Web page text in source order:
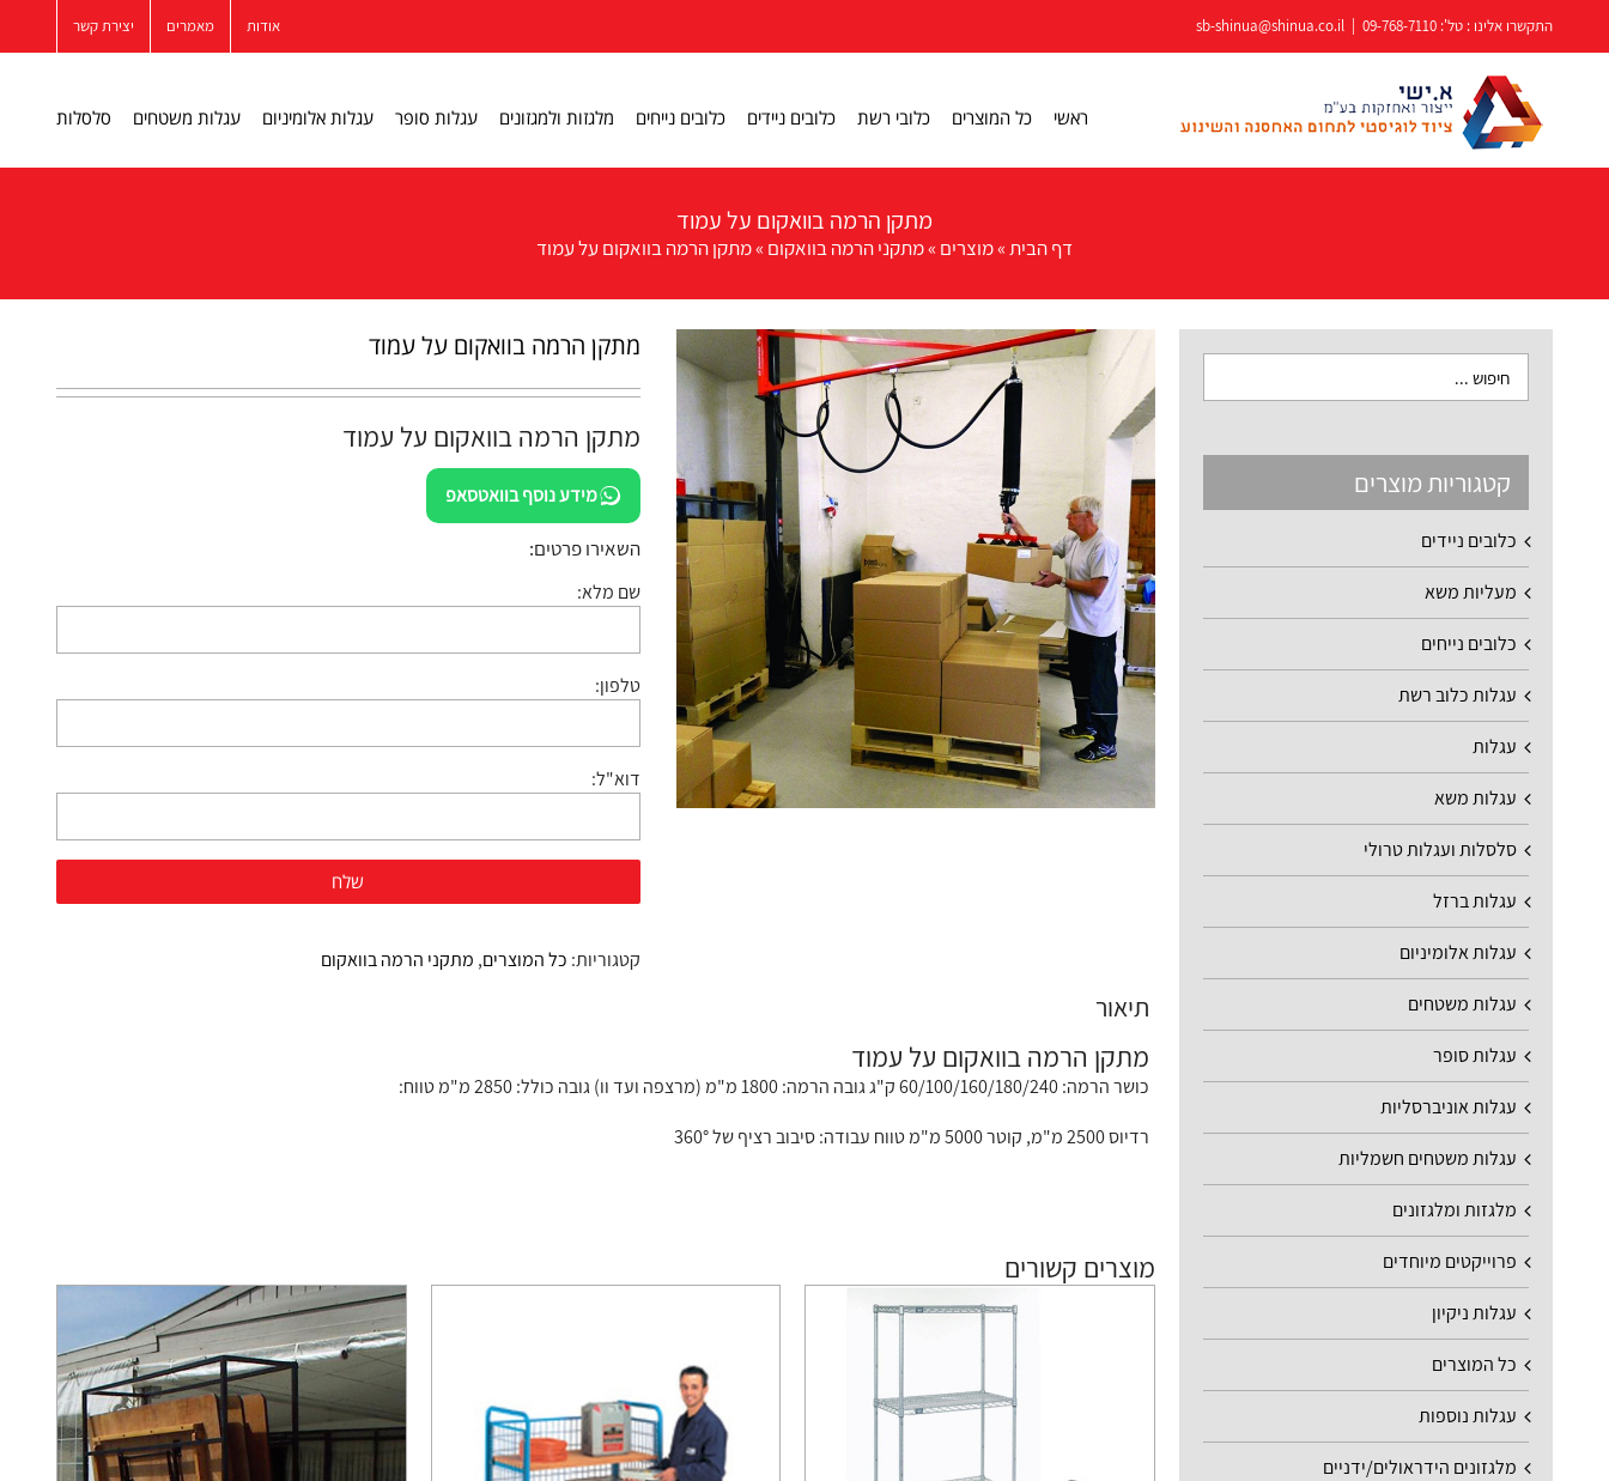
התקשרו אלינו : טל': 09-768-7110
sb-shinua@shinua.co.il אודות מאמרים יצירת קשר
ראשי כל המוצרים כלובי רשת כלובים ניידים כלובים נייחים מלגזות ולמגזונים עגלות סופר עגלות אלומיניום עגלות משטחים סלסלות
מתקן הרמה בוואקום על עמוד
דף הבית»מוצרים »מתקני הרמה בוואקום »מתקן הרמה בוואקום על עמוד
מתקן הרמה בוואקום על עמוד
מתקן הרמה בוואקום על עמוד
מידע נוסף בוואטסאפ
השאירו פרטים:
שם מלא:
טלפון:
דוא"ל:
קטגוריות: כל המוצרים, מתקני הרמה בוואקום
תיאור
מתקן הרמה בוואקום על עמוד
כושר הרמה: 60/100/160/180/240 ק"ג גובה הרמה: 1800 מ"מ (מרצפה ועד וו) גובה כולל: 2850 מ"מ טווח:
רדיוס 2500 מ"מ, קוטר 5000 מ"מ טווח עבודה: סיבוב רציף של 360°
מוצרים קשורים
קטגוריות מוצרים
כלובים ניידים
מעליות משא
כלובים נייחים
עגלות כלוב רשת
עגלות
עגלות משא
סלסלות ועגלות טרולי
עגלות ברזל
עגלות אלומיניום
עגלות משטחים
עגלות סופר
עגלות אוניברסליות
עגלות משטחים חשמליות
מלגזות ומלגזונים
פרוייקטים מיוחדים
עגלות ניקיון
כל המוצרים
עגלות נוספות
מלגזונים הידראולים/ידניים